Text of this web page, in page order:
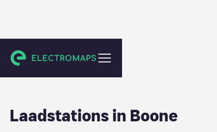
Boone County
Laadstations in Boone